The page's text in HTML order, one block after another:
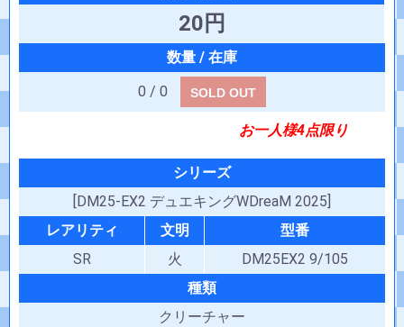
20円
0 / 0 SOLD OUT
お一人様4点限り
シリーズ
[DM25-EX2 デュエキングWDreaM 2025]
レアリティ
文明
型番
SR
火
DM25EX2 9/105
種類
クリーチャー